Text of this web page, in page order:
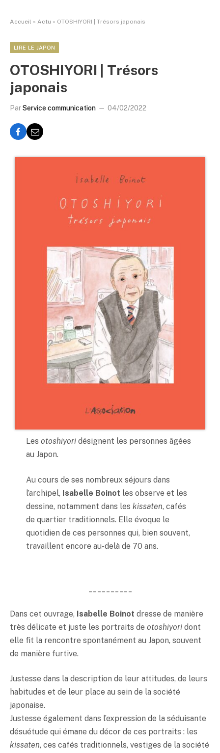
Accueil » Actu » OTOSHIYORI | Trésors japonais
LIRE LE JAPON
OTOSHIYORI | Trésors
japonais
ParService communication 04/02/2022
Les otoshiyoridésignent les personnes âgées
au Japon.
Au cours de ses nombreux séjours dans
l’archipel, Isabelle Boinot les observe et les
dessine, notamment dans les kissaten, cafés
de quartier traditionnels. Elle évoque le
quotidien de ces personnes qui, bien souvent,
travaillent encore au-delà de 70 ans.
Dans cet ouvrage, Isabelle Boinot dresse de manière
très délicate et juste les portraits de otoshiyori dont
elle fit la rencontre spontanément au Japon, souvent
de manière furtive.
Justesse dans la description de leur attitudes, de leurs
habitudes et de leur place au sein de la société
japonaise.
Justesse également dans l’expression de la séduisante
désuétude qui émane du décor de ces portraits : les
kissaten, ces cafés traditionnels, vestiges de la société